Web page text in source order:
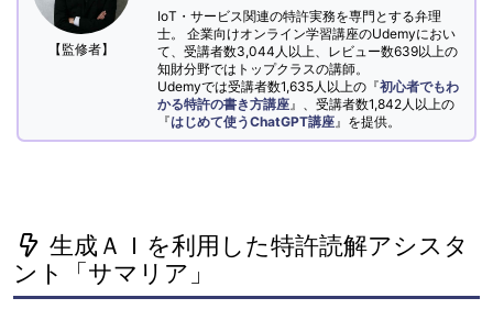
【監修者】
IoT・サービス関連の特許実務を専門とする弁理
士。 企業向けオンライン学習講座のUdemyにおい
て、受講者数3,044人以上、レビュー数639以上の
知財分野ではトップクラスの講師。
Udemyでは受講者数1,635人以上の『初心者でもわ
かる特許の書き方講座 』、受講者数1,842人以上の
『はじめて使うChatGPT講座 』を提供。
生成ＡＩを利用した特許読解アシスタ
ント「サマリア」